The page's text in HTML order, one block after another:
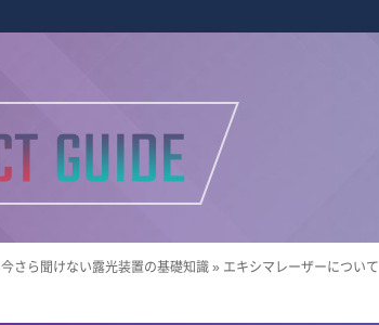
今さら聞けない露光装置の基礎知識» エキシマレーザーについて